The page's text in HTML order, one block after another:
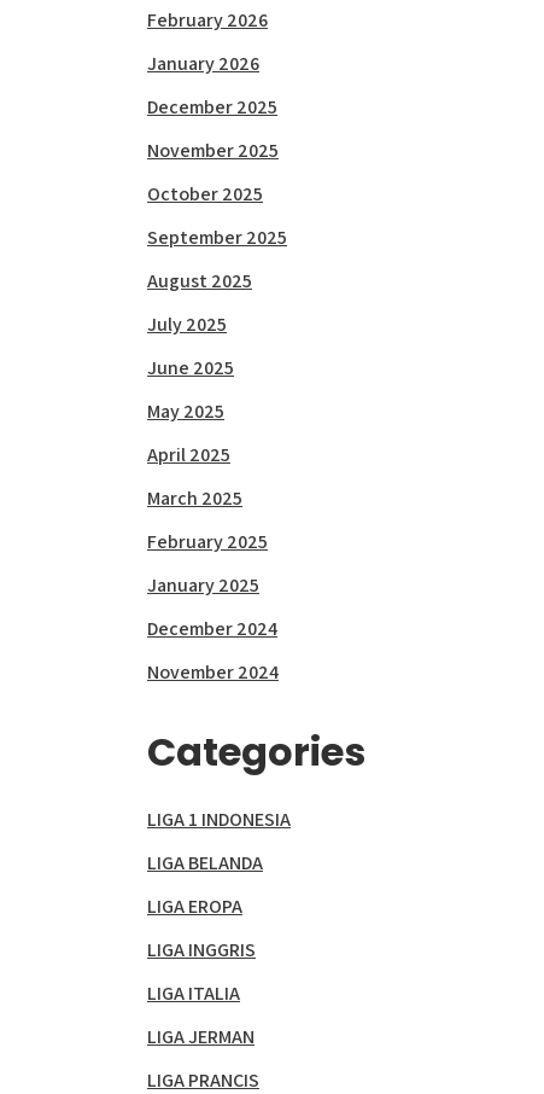
February 2026
January 2026
December 2025
November 2025
October 2025
September 2025
August 2025
July 2025
June 2025
May 2025
April 2025
March 2025
February 2025
January 2025
December 2024
November 2024
Categories
LIGA 1 INDONESIA
LIGA BELANDA
LIGA EROPA
LIGA INGGRIS
LIGA ITALIA
LIGA JERMAN
LIGA PRANCIS